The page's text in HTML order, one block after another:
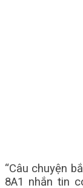
“Câu chuyện
8A1 nhắn tin